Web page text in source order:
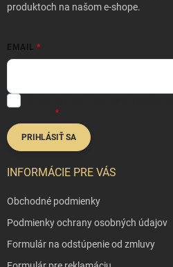
produktoch na našom e-shope.
EMAIL
PRIHLÁSIŤ SA
INFORMÁCIE PRE VÁS
Obchodné podmienky
Podmienky ochrany osobných údajov
Formulár na odstúpenie od zmluvy